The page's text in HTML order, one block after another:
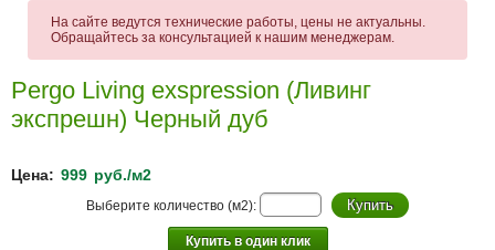
На сайте ведутся технические работы, цены не актуальны.
Обращайтесь за консультацией к нашим менеджерам.
Pergo Living exspression (Ливинг
экспрешн) Черный дуб
Цена: 999 руб./м2
Выберите количество (м2):
Купить в один клик